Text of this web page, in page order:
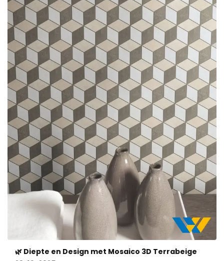
🌿 Diepte en Design met Mosaico 3D Terrabeige